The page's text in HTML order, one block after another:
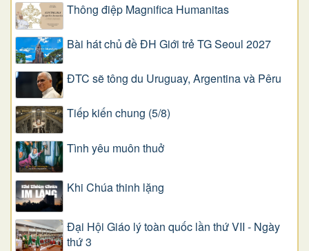
Thông điệp Magnifica Humanitas
Bài hát chủ đề ĐH Giới trẻ TG Seoul 2027
ĐTC sẽ tông du Uruguay, Argentina và Pêru
Tiếp kiến chung (5/8)
Tình yêu muôn thuở
Khi Chúa thinh lặng
Đại Hội Giáo lý toàn quốc lần thứ VII - Ngày
thứ 3